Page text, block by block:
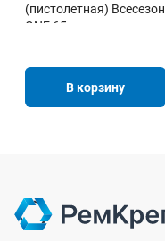
(пистолетная)
ONE 65
В корзину